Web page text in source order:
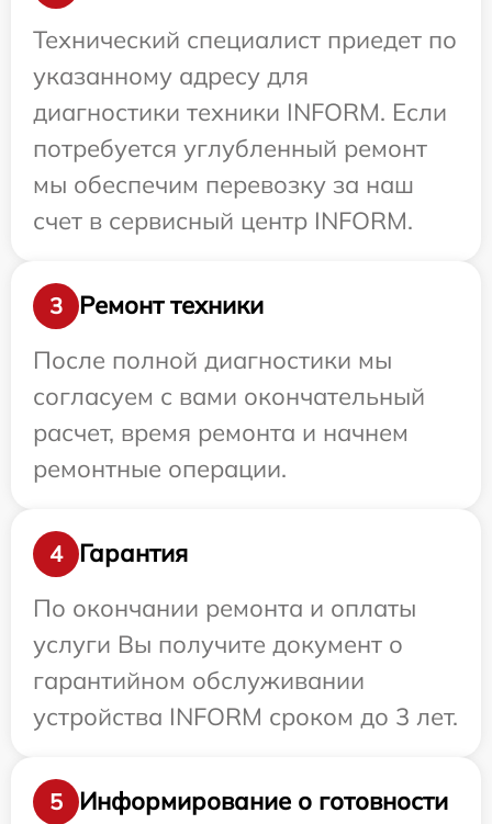
Технический специалист приедет по
указанному адресу для
диагностики техники INFORM. Если
потребуется углубленный ремонт
мы обеспечим перевозку за наш
счет в сервисный центр INFORM.
3
Ремонт техники
После полной диагностики мы
согласуем с вами окончательный
расчет, время ремонта и начнем
ремонтные операции.
4
Гарантия
По окончании ремонта и оплаты
услуги Вы получите документ о
гарантийном обслуживании
устройства INFORM сроком до 3 лет.
5
Информирование о готовности